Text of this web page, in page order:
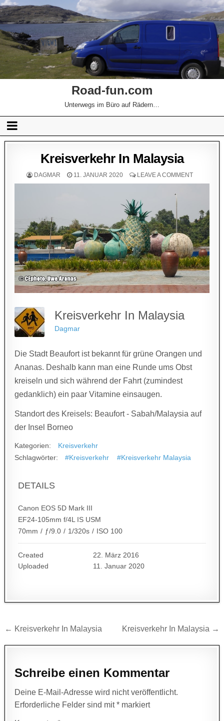
Road-fun.com
Unterwegs im Büro auf Rädern…
Kreisverkehr In Malaysia
DAGMAR 11. JANUAR 2020 LEAVE A COMMENT
Kreisverkehr In Malaysia
Dagmar
Die Stadt Beaufort ist bekannt für grüne Orangen und
Ananas. Deshalb kann man eine Runde ums Obst
kreiseln und sich während der Fahrt (zumindest
gedanklich) ein paar Vitamine einsaugen.
Standort des Kreisels: Beaufort - Sabah/Malaysia auf
der Insel Borneo
Kategorien:
Kreisverkehr
Schlagwörter:
#Kreisverkehr #Kreisverkehr Malaysia
DETAILS
Canon EOS 5D Mark III
EF24-105mm f/4L IS USM
70mm / ƒ/9.0 / 1/320s / ISO 100
Created
22. März 2016
Uploaded
11. Januar 2020
Beitragsnavigation
← Kreisverkehr In Malaysia Kreisverkehr In Malaysia →
Schreibe einen Kommentar
Deine E-Mail-Adresse wird nicht veröffentlicht.
Erforderliche Felder sind mit* markiert